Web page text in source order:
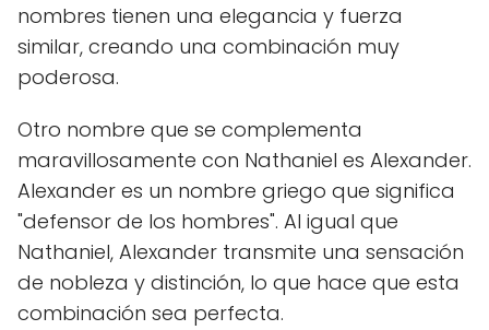
nombres tienen una elegancia y fuerza
similar, creando una combinación muy
poderosa.
Otro nombre que se complementa
maravillosamente con Nathaniel es Alexander.
Alexander es un nombre griego que significa
"defensor de los hombres". Al igual que
Nathaniel, Alexander transmite una sensación
de nobleza y distinción, lo que hace que esta
combinación sea perfecta.